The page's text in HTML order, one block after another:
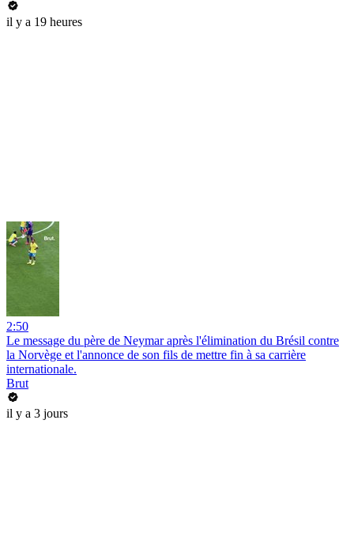
il y a 19 heures
2:50
Le message du père de Neymar après l'élimination du Brésil contre
la Norvège et l'annonce de son fils de mettre fin à sa carrière
internationale.
Brut
il y a 3 jours